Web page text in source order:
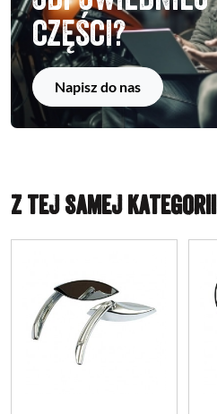
części?
Napisz do nas
Z TEJ SAMEJ KATEGORII